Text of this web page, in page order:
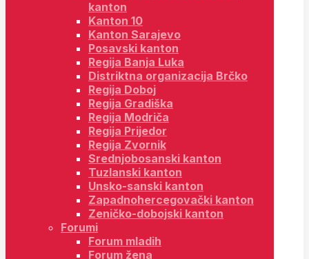
kanton
Kanton 10
Kanton Sarajevo
Posavski kanton
Regija Banja Luka
Distriktna organizacija Brčko
Regija Doboj
Regija Gradiška
Regija Modriča
Regija Prijedor
Regija Zvornik
Srednjobosanski kanton
Tuzlanski kanton
Unsko-sanski kanton
Zapadnohercegovački kanton
Zeničko-dobojski kanton
Forumi
Forum mladih
Forum žena